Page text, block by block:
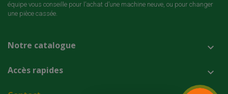
équipe vous conseille pour l’achat d’une machine neuve, ou pour changer
une pièce cassée.
Notre catalogue 
Accès rapides 